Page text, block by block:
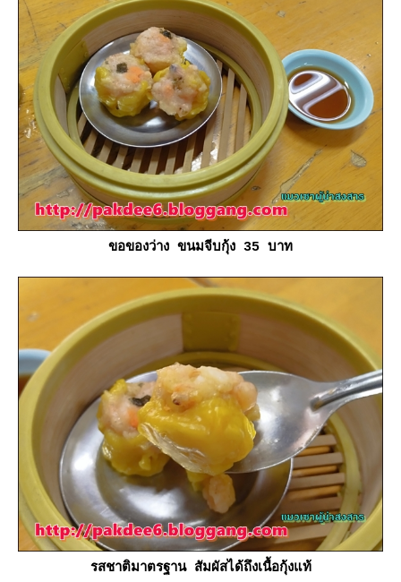
ขอของว่าง ขนมจีบกุ้ง 35 บาท
รสชาติมาตรฐาน สัมผัสได้ถึงเนื้อกุ้งแท้